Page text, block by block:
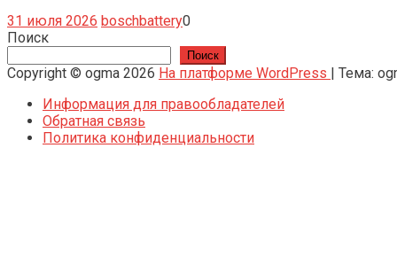
31 июля 2026 boschbattery0
Поиск
Поиск
Copyright © ogma 2026 На платформе WordPress | Тема:
Информация для правообладателей
Обратная связь
Политика конфиденциальности